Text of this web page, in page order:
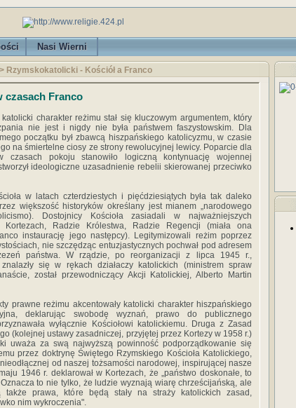
Nasi Wierni
Rzymskokatolicki - Kościół a Franco
czasach Franco
charakter reżimu stał się kluczowym argumentem, który
nie jest i nigdy nie była państwem faszystowskim. Dla
początku był zbawcą hiszpańskiego katolicyzmu, w czasie
na śmiertelne ciosy ze strony rewolucyjnej lewicy. Poparcie dla
czasach pokoju stanowiło logiczną kontynuację wojennej
ideologiczne uzasadnienie rebelii skierowanej przeciwko
w latach czterdziestych i pięćdziesiątych była tak daleko
większość historyków określany jest mianem „narodowego
Dostojnicy Kościoła zasiadali w najważniejszych
Kortezach, Radzie Królestwa, Radzie Regencji (miała ona
instaurację jego następcy). Legitymizowali reżim poprzez
nie szczędząc entuzjastycznych pochwał pod adresem
państwa. W rządzie, po reorganizacji z lipca 1945 r.,
się w rękach działaczy katolickich (ministrem spraw
został przewodniczący Akcji Katolickiej, Alberto Martin
prawne reżimu akcentowały katolicki charakter hiszpańskiego
deklarując swobodę wyznań, prawo do publicznego
wyłącznie Kościołowi katolickiemu. Druga z Zasad
(kolejnej ustawy zasadniczej, przyjętej przez Kortezy w 1958 r.)
uważa za swą najwyższą powinność podporządkowanie się
przez doktrynę Świętego Rzymskiego Kościoła Katolickiego,
od naszej tożsamości narodowej, inspirującej nasze
1946 r. deklarował w Kortezach, że „państwo doskonałe, to
to nie tylko, że ludzie wyznają wiarę chrześcijańską, ale
także prawa, które będą stały na straży katolickich zasad,
nim wykroczenia".